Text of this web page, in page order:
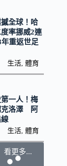
全球！哈
率挪威2連
重返世足
生活 ,體育
一人！梅
克洛澤 阿
生活 ,體育
看更多...